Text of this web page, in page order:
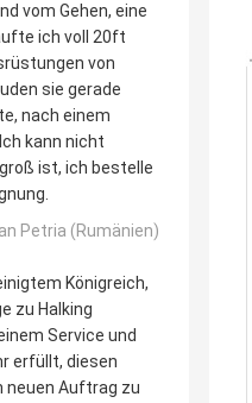
vom Gehen, eine
ich voll 20ft
von
sie gerade
nach einem
kann nicht
ist, ich bestelle
Petria (Rumänien)
Königreich,
zu Halking
Service und
erfüllt, diesen
neuen Auftrag zu